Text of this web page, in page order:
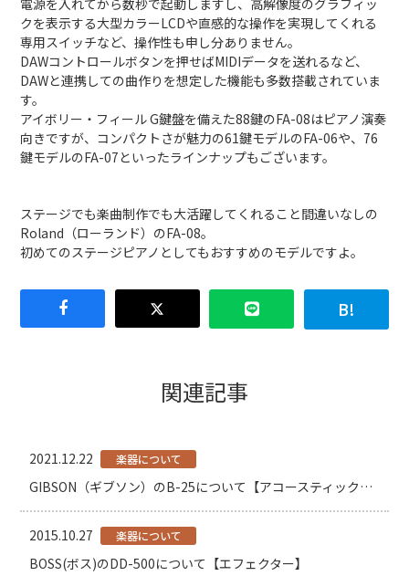
電源を入れてから数秒で起動しますし、高解像度のグラフィッ
クを表示する大型カラーLCDや直感的な操作を実現してくれる
専用スイッチなど、操作性も申し分ありません。
DAWコントロールボタンを押せばMIDIデータを送れるなど、
DAWと連携しての曲作りを想定した機能も多数搭載されていま
す。
アイボリー・フィール G鍵盤を備えた88鍵のFA-08はピアノ演奏
向きですが、コンパクトさが魅力の61鍵モデルのFA-06や、76
鍵モデルのFA-07といったラインナップもございます。
ステージでも楽曲制作でも大活躍してくれること間違いなしの
Roland（ローランド）のFA-08。
初めてのステージピアノとしてもおすすめのモデルですよ。
関連記事
2021.12.22 楽器について
GIBSON（ギブソン）のB-25について【アコースティックギター】
2015.10.27 楽器について
BOSS(ボス)のDD-500について【エフェクター】